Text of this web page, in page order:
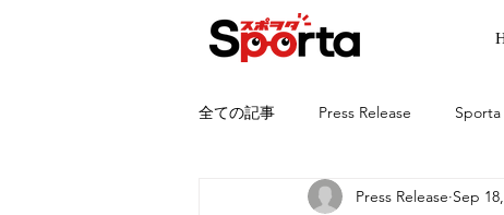
全ての記事 Press Release Sporta
Press Release Sep